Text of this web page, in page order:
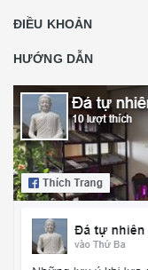
ĐIỀU KHOẢN
HƯỚNG DẪN